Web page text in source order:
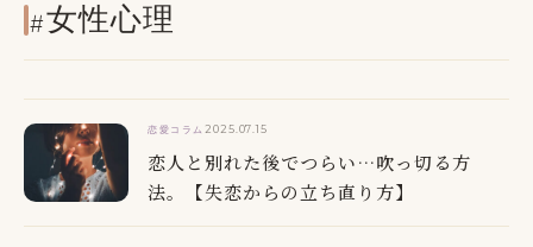
#女性心理
恋愛コラム 2025.07.15
恋人と別れた後でつらい…吹っ切る方
法。【失恋からの立ち直り方】